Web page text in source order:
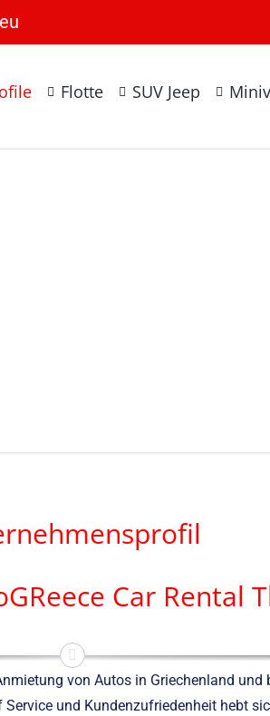
Flotte SUV Jeep
Car Rental
von Autos in Griechenland
und Kundenzufriedenheit hebt